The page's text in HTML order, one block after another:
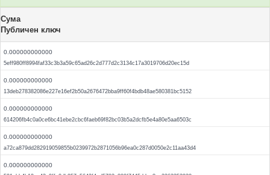
Сума
Публичен ключ
0.000000000000
5eff980ff8994faf33c3b3a59c65ad26c2d777d2c3134c17a3019706d20ec15d
0.000000000000
13deb278382086e227e16ef2b50a2676472bba9ff60f4bdb48ae580381bc5152
0.000000000000
614206fb4c0a0ce6bc41ebe2cbc6faeb69f82bc03b5a2dcfb5e4a80e5aa6503c
0.000000000000
a72ca879dd282919059855b0239972b2871056b96ea0c287d0050e2c11aa43d4
0.000000000000